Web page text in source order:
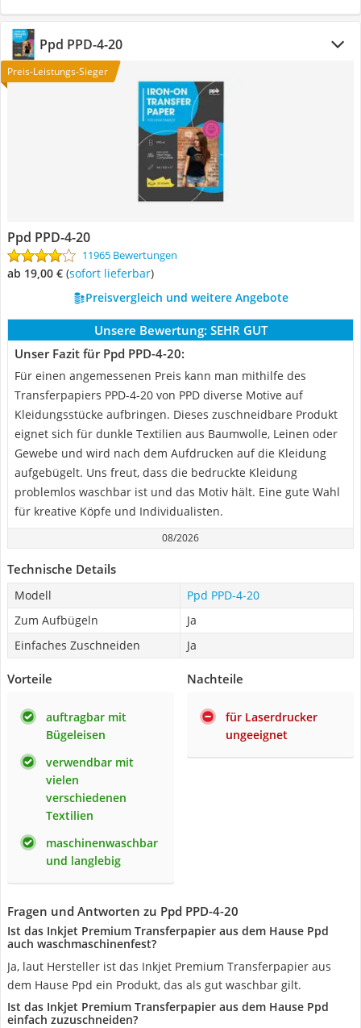
Ppd ‎PPD-4-20
Preis-Leistungs-Sieger
Ppd ‎PPD-4-20
11965 Bewertungen
ab 19,00 € ( Sofort lieferbar)
Preisvergleich und weitere Angebote
Unsere Bewertung: SEHR GUT
Unser Fazit für Ppd ‎PPD-4-20:
Für einen angemessenen Preis kann man mithilfe des
Transferpapiers ‎PPD-4-20 von PPD diverse Motive auf
Kleidungsstücke aufbringen. Dieses zuschneidbare Produkt
eignet sich für dunkle Textilien aus Baumwolle, Leinen oder
Gewebe und wird nach dem Aufdrucken auf die Kleidung
aufgebügelt. Uns freut, dass die bedruckte Kleidung
problemlos waschbar ist und das Motiv hält. Eine gute Wahl
für kreative Köpfe und Individualisten.
08/2026
Technische Details
Modell
Ppd ‎PPD-4-20
Zum Aufbügeln
Ja
Einfaches Zuschneiden
Ja
Vorteile
auftragbar mit
Bügeleisen
verwendbar mit
vielen
verschiedenen
Textilien
maschinenwaschbar
und langlebig
Nachteile
für Laserdrucker
ungeeignet
Fragen und Antworten zu Ppd ‎PPD-4-20
Ist das Inkjet Premium Transferpapier aus dem Hause Ppd
auch waschmaschinenfest?
Ja, laut Hersteller ist das Inkjet Premium Transferpapier aus
dem Hause Ppd ein Produkt, das als gut waschbar gilt.
Ist das Inkjet Premium Transferpapier aus dem Hause Ppd
einfach zuzuschneiden?